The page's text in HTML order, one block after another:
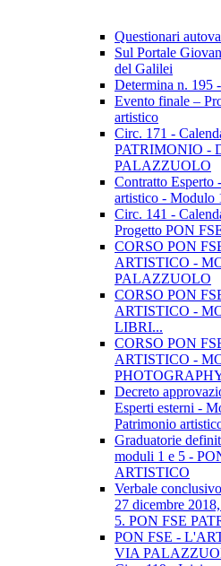
Questionari
Sul Portale
del Galilei
Determina n. 195
Evento finale –
artistico
Circ. 171 -
PATRIMONIO -
PALAZZUOLO
Contratto Esperto
artistico - Modulo
Circ. 141 -
Progetto PON
CORSO PON
ARTISTICO -
PALAZZUOLO
CORSO PON
ARTISTICO -
LIBRI...
CORSO PON
ARTISTICO -
Decreto
Esperti esterni -
Patrimonio
Graduatorie
moduli 1 e 5 -
ARTISTICO
Verbale
27 dicembre
5. PON FSE
PON FSE -
VIA